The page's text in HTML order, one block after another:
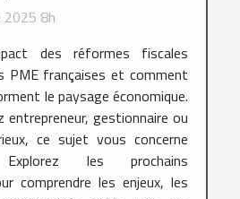
2025 8h
des réformes fiscales
PME françaises et comment
le paysage économique.
entrepreneur, gestionnaire ou
ce sujet vous concerne
Explorez les prochains
comprendre les enjeux, les